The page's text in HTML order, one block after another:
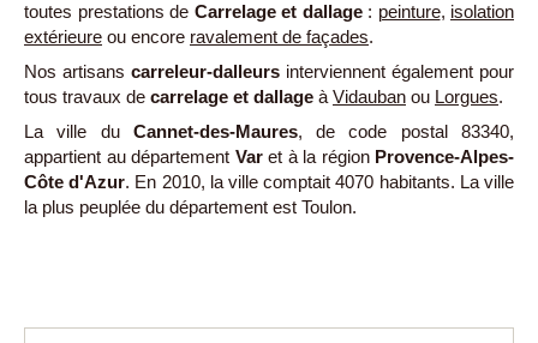
toutes prestations de Carrelage et dallage: peinture, isolation
extérieure ou encore ravalement de façades.
Nos artisans carreleur-dalleurs interviennent également pour
tous travaux de carrelage et dallage à Vidauban ou Lorgues.
La ville du Cannet-des-Maures, de code postal 83340,
appartient au département Varet à la région Provence-Alpes-
Côte d'Azur. En 2010, la ville comptait 4070 habitants. La ville
la plus peuplée du département est Toulon.